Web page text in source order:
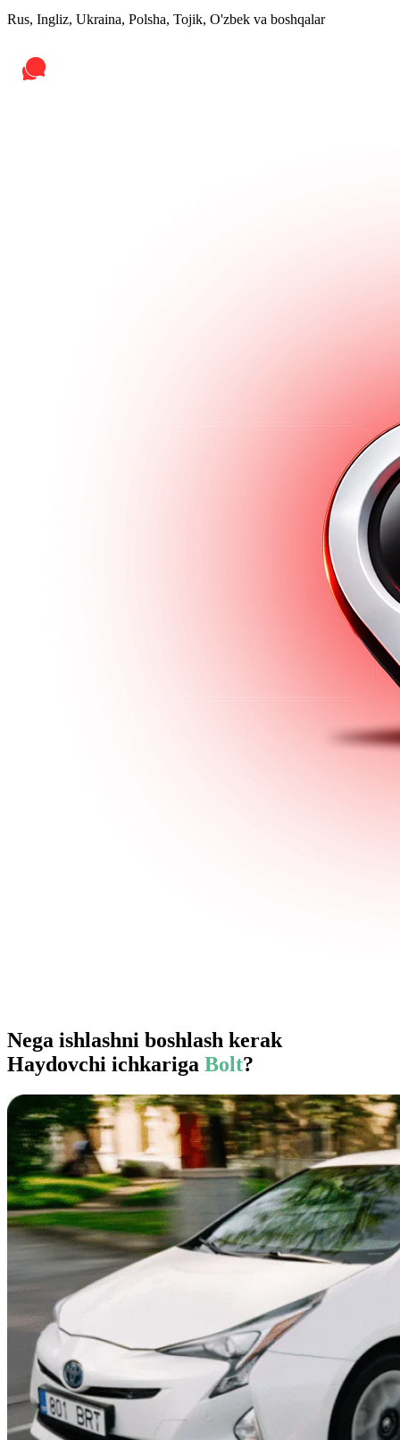
Rus, Ingliz, Ukraina, Polsha, Tojik, O'zbek va boshqalar
Nega ishlashni boshlash kerak
Haydovchi ichkariga Bolt?